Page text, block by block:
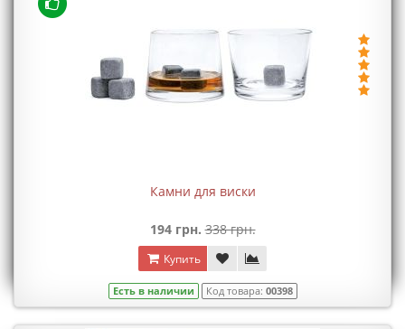
Камни для виски
194 грн. 338 грн.
Купить
Есть в наличии Код товара: 00398